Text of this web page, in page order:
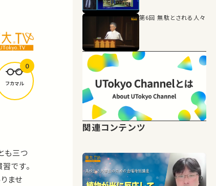
フカマル
0
も三つ
です。
ませ
第6回 無駄とされる人々
関連コンテンツ